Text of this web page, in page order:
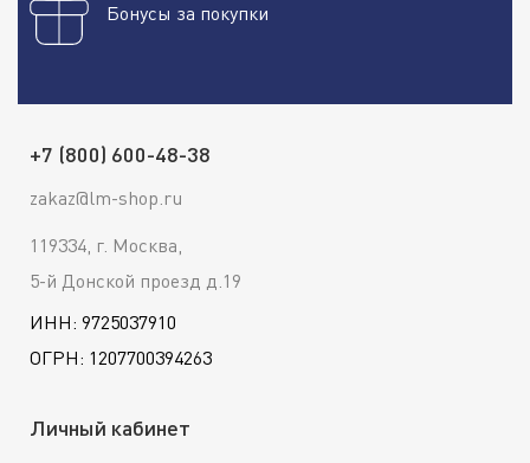
Бонусы за покупки
+7 (800) 600-48-38
zakaz@lm-shop.ru
119334, г. Москва,
5-й Донской проезд д.19
ИНН: 9725037910
ОГРН: 1207700394263
Личный кабинет